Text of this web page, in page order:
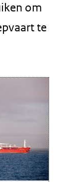
om
te